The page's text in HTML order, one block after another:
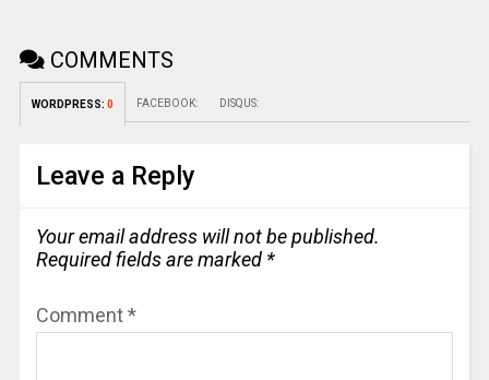
COMMENTS
WORDPRESS: 0 FACEBOOK: DISQUS:
Leave a Reply
Your email address will not be published.
Required fields are marked *
Comment*